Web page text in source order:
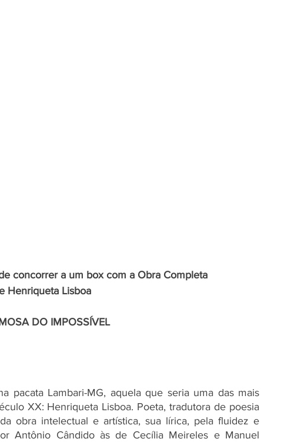
concorrer a um box com a Obra Completa
Henriqueta Lisboa
DO IMPOSSÍVEL
pacata Lambari-MG, aquela que seria uma das mais
XX: Henriqueta Lisboa. Poeta, tradutora de poesia
obra intelectual e artística, sua lírica, pela fluidez e
Antônio Cândido às de Cecília Meireles e Manuel